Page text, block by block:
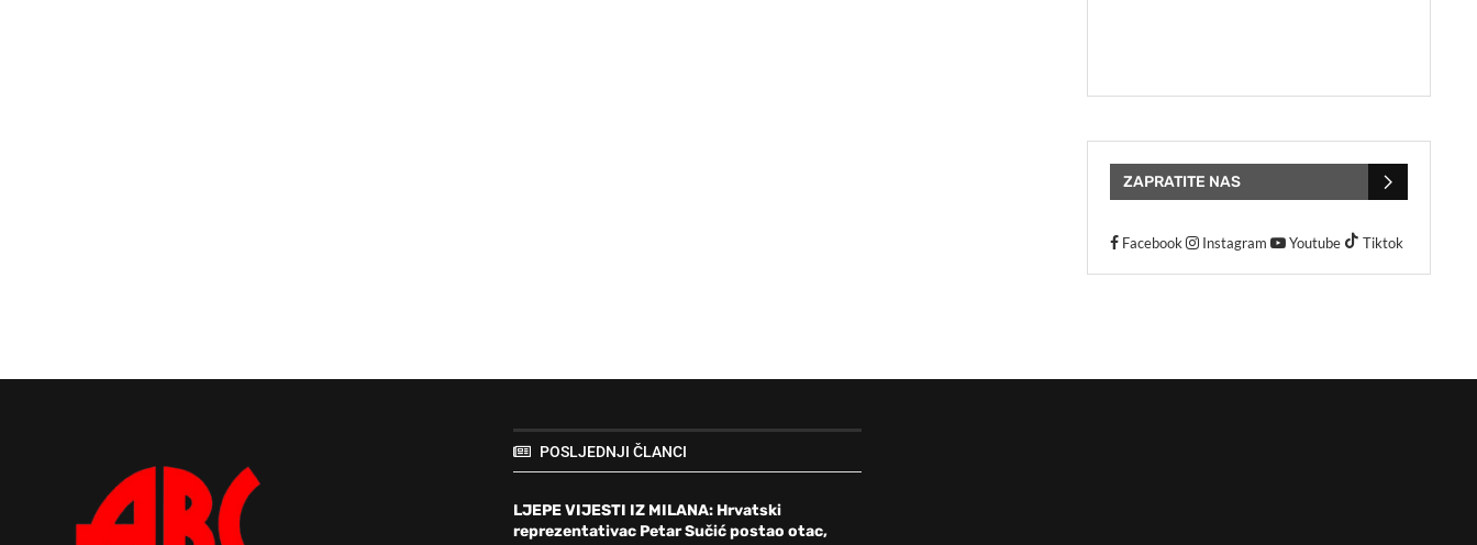
ZAPRATITE NAS
Facebook Instagram Youtube Tiktok
POSLJEDNJI ČLANCI
LJEPE VIJESTI IZ MILANA: Hrvatski
reprezentativac Petar Sučić postao otac,